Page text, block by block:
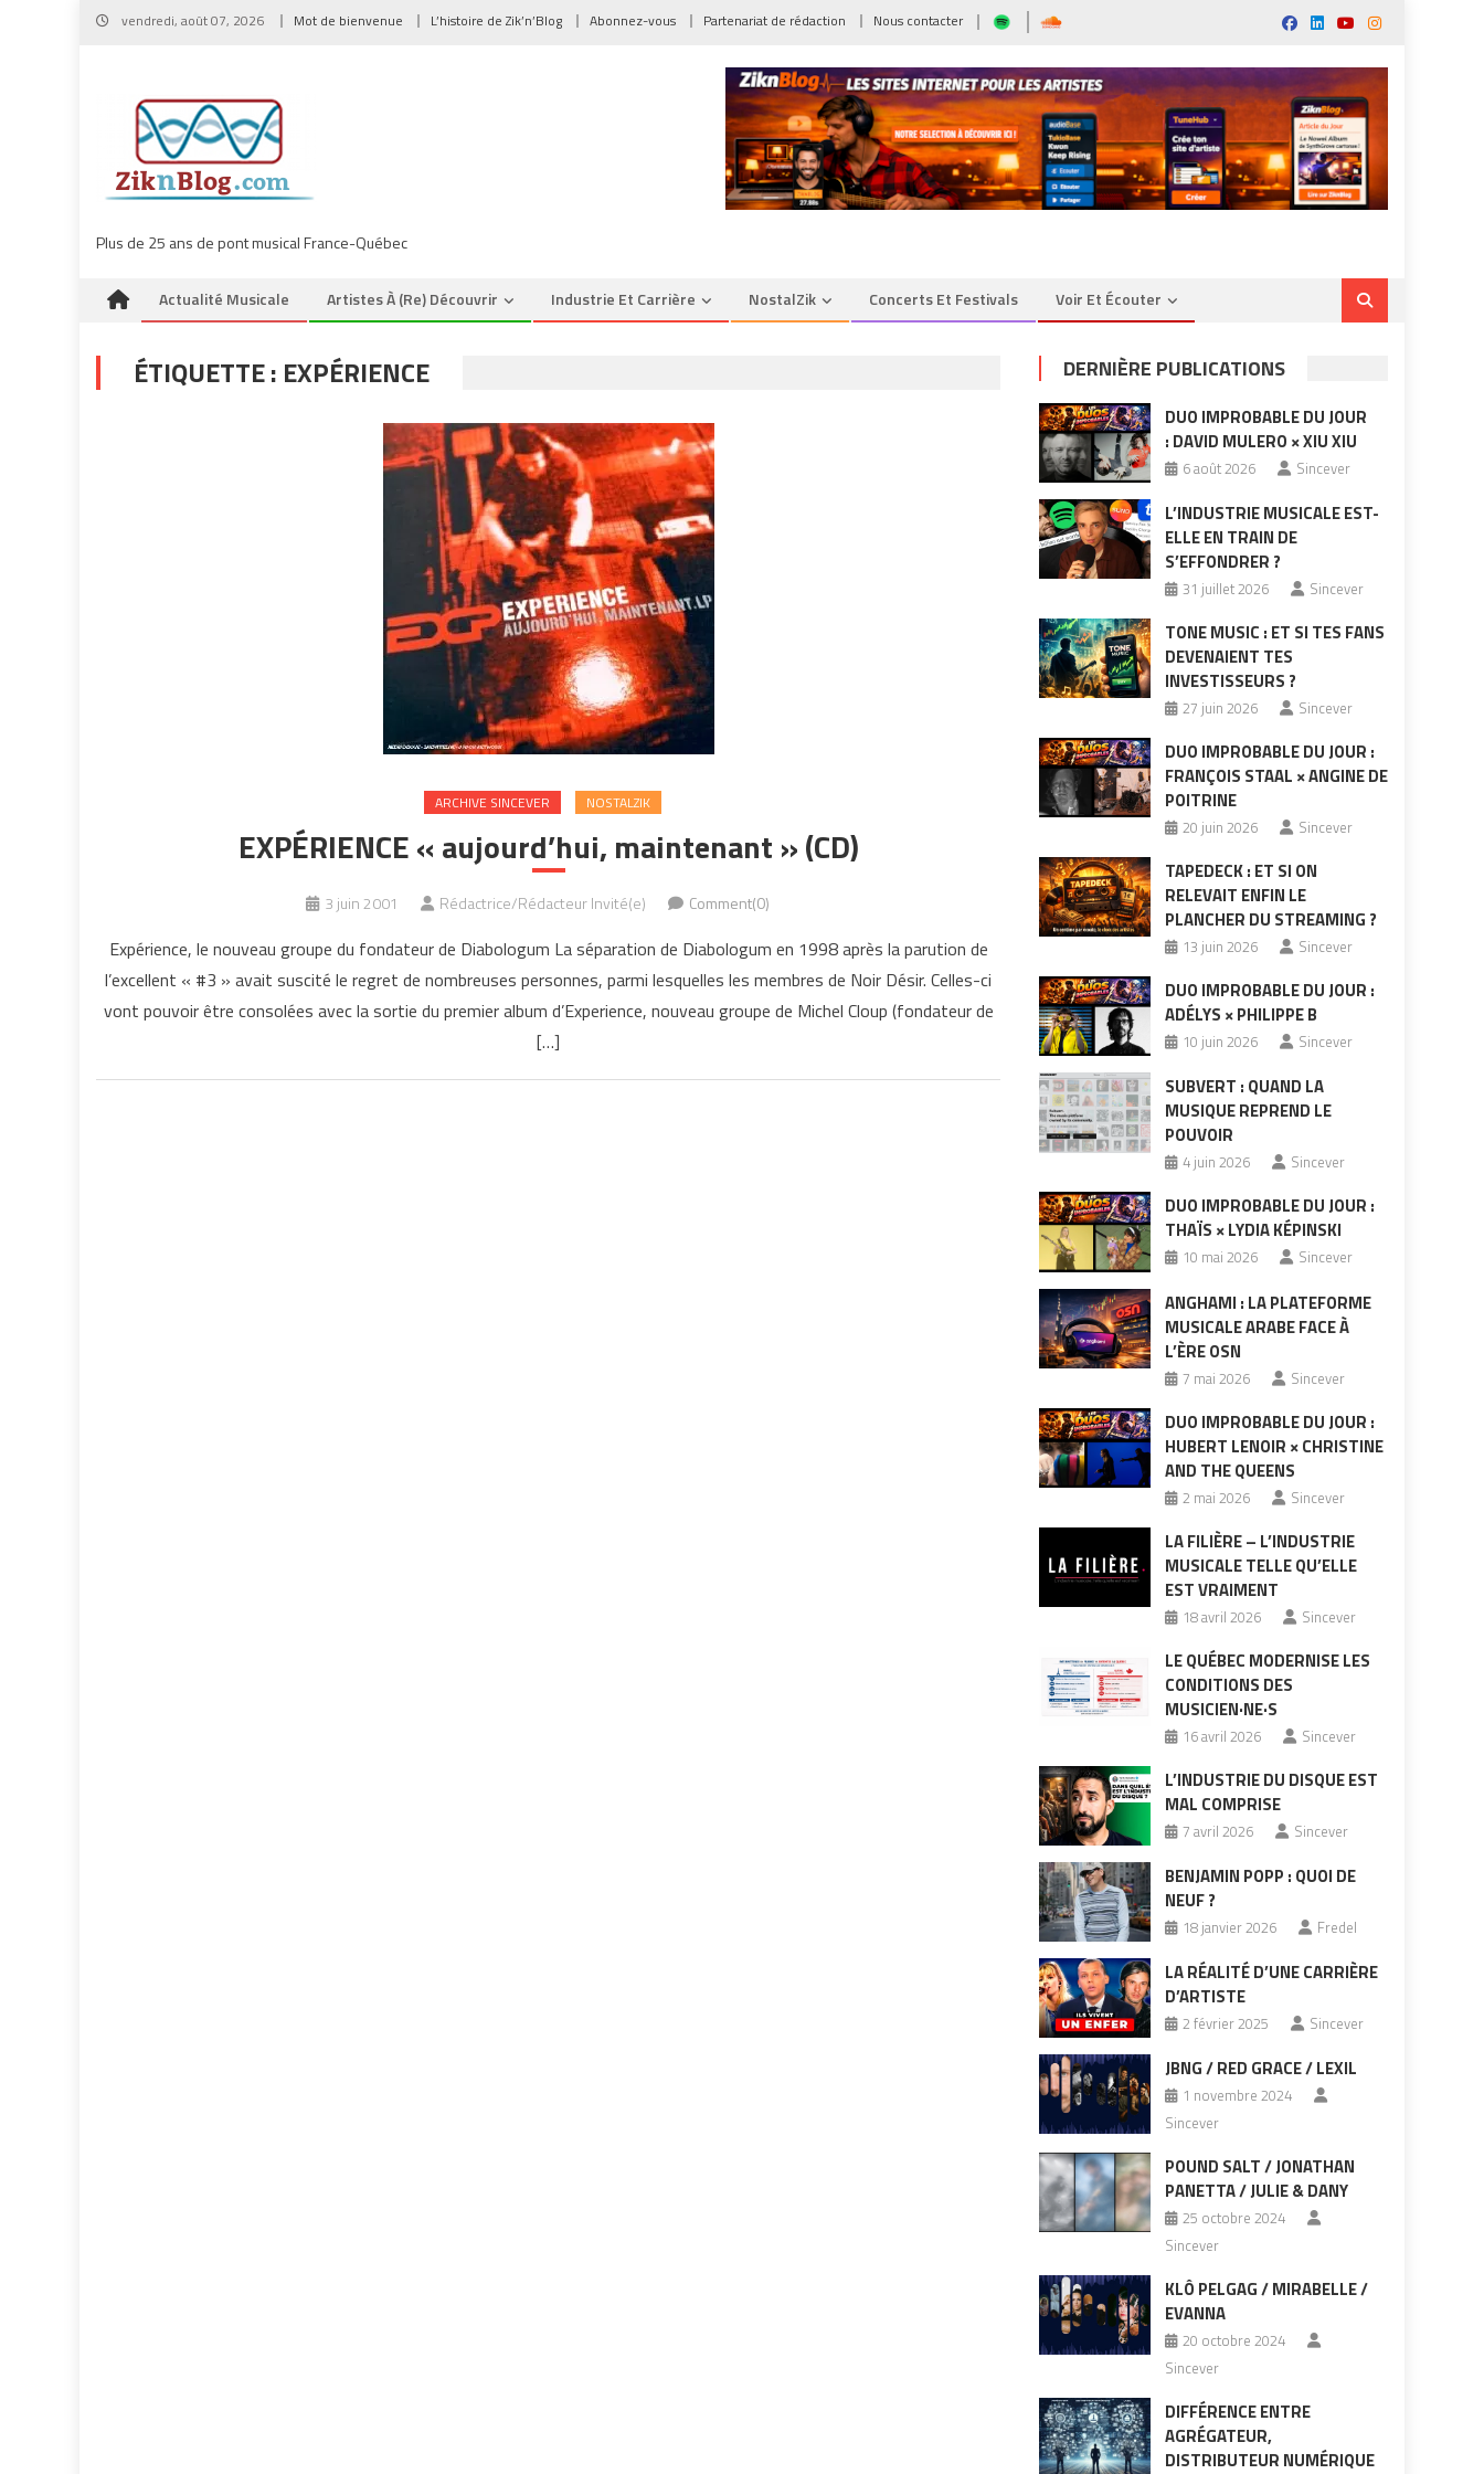
Skip
vendredi, août 07, 2026 Mot de bienvenue L’histoire de Zik’n’Blog Abonnez-vous Partenariat de rédaction Nous contacter
Plus de 25 ans de pont musical France-Québec
Actualité Musicale Artistes À (re) Découvrir Industrie Et Carrière NostalZik Concerts Et Festivals Voir Et Écouter
ÉTIQUETTE : EXPÉRIENCE
ARCHIVE SINCEVER NOSTALZIK
EXPÉRIENCE « aujourd’hui, maintenant » (CD)
3 juin 2001 Rédactrice/Rédacteur Invité(e) Comment(0)
Expérience, le nouveau groupe du fondateur de Diabologum La séparation de Diabologum en 1998 après la parution de
l’excellent « #3 » avait suscité le regret de nombreuses personnes, parmi lesquelles les membres de Noir Désir. Celles-ci
vont pouvoir être consolées avec la sortie du premier album d’Experience, nouveau groupe de Michel Cloup (fondateur de
[…]
DERNIÈRE PUBLICATIONS
DUO IMPROBABLE DU JOUR
: DAVID MULERO × XIU XIU
6 août 2026 Sincever
L’INDUSTRIE MUSICALE EST-
ELLE EN TRAIN DE
S’EFFONDRER ?
31 juillet 2026 Sincever
TONE MUSIC : ET SI TES FANS
DEVENAIENT TES
INVESTISSEURS ?
27 juin 2026 Sincever
DUO IMPROBABLE DU JOUR :
FRANÇOIS STAAL × ANGINE DE
POITRINE
20 juin 2026 Sincever
TAPEDECK : ET SI ON
RELEVAIT ENFIN LE
PLANCHER DU STREAMING ?
13 juin 2026 Sincever
DUO IMPROBABLE DU JOUR :
ADÉLYS × PHILIPPE B
10 juin 2026 Sincever
SUBVERT : QUAND LA
MUSIQUE REPREND LE
POUVOIR
4 juin 2026 Sincever
DUO IMPROBABLE DU JOUR :
THAÏS × LYDIA KÉPINSKI
10 mai 2026 Sincever
ANGHAMI : LA PLATEFORME
MUSICALE ARABE FACE À
L’ÈRE OSN
7 mai 2026 Sincever
DUO IMPROBABLE DU JOUR :
HUBERT LENOIR × CHRISTINE
AND THE QUEENS
2 mai 2026 Sincever
LA FILIÈRE – L’INDUSTRIE
MUSICALE TELLE QU’ELLE
EST VRAIMENT
18 avril 2026 Sincever
LE QUÉBEC MODERNISE LES
CONDITIONS DES
MUSICIEN·NE·S
16 avril 2026 Sincever
L’INDUSTRIE DU DISQUE EST
MAL COMPRISE
7 avril 2026 Sincever
BENJAMIN POPP : QUOI DE
NEUF ?
18 janvier 2026 Fredel
LA RÉALITÉ D’UNE CARRIÈRE
D’ARTISTE
2 février 2025 Sincever
JBNG / RED GRACE / LEXIL
1 novembre 2024
Sincever
POUND SALT / JONATHAN
PANETTA / JULIE & DANY
25 octobre 2024
Sincever
KLÔ PELGAG / MIRABELLE /
EVANNA
20 octobre 2024
Sincever
DIFFÉRENCE ENTRE
AGRÉGATEUR,
DISTRIBUTEUR NUMÉRIQUE